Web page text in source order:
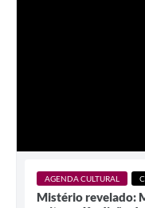
AGENDA CULTURAL
Mistério revelado: